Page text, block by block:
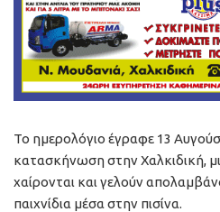
Το ημερολόγιο έγραφε 13
κατασκήνωση στην Χαλκιδική,
χαίρονται και γελούν
παιχνίδια μέσα στην πισίνα.